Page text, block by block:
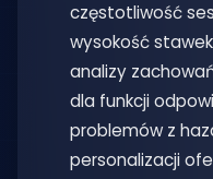
częstotliwość
wysokość
analizy
dla funkcji
problemów z
personalizacji